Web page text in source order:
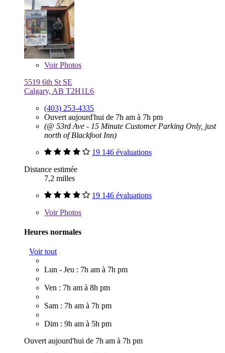
VoirPhotos
5519 6th St SE
Calgary, AB T2H1L6
(403) 253-4335
Ouvert aujourd'hui de 7h am à 7h pm
(@ 53rd Ave - 15 Minute Customer Parking Only, just
north of Blackfoot Inn)
19 146 évaluations
Distance estimée
7,2 milles
19 146 évaluations
VoirPhotos
Heures normales
Voir tout
Lun - Jeu : 7h am à 7h pm
Ven : 7h am à 8h pm
Sam : 7h am à 7h pm
Dim : 9h am à 5h pm
Ouvert aujourd'hui de 7h am à 7h pm